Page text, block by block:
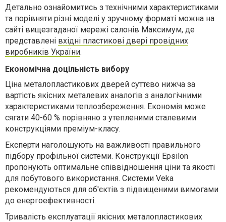
Детально ознайомитись з технічними характеристиками
та порівняти різні моделі у зручному форматі можна на
сайті вищезгаданої мережі салонів Максимум, де
представлені вхідні пластикові двері провідних
виробників України.
Економічна доцільність вибору
Ціна металопластикових дверей суттєво нижча за
вартість якісних металевих аналогів з аналогічними
характеристиками теплозбереження. Економія може
сягати 40-60 % порівняно з утепленими сталевими
конструкціями преміум-класу.
Експерти наголошують на важливості правильного
підбору профільної системи. Конструкції Epsilon
пропонують оптимальне співвідношення ціни та якості
для побутового використання. Системи Veka
рекомендуються для об'єктів з підвищеними вимогами
до енергоефективності.
Тривалість експлуатації якісних металопластикових